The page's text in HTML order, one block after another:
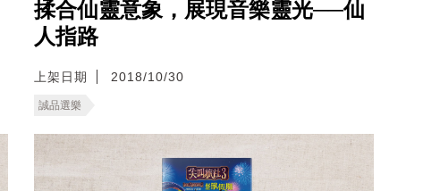
揉合仙靈意象，展現音樂靈光──仙
人指路
上架日期 2018/10/30
誠品選樂